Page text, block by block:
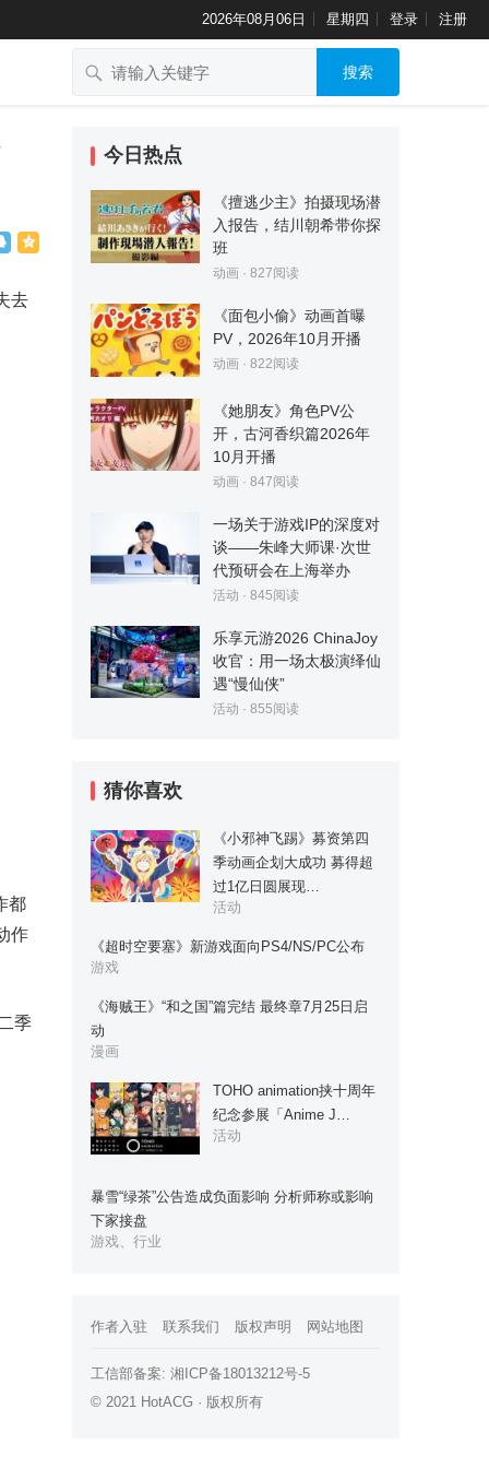
2026年08月06日 星期四 登录 注册
搜索
去
都
作
季
今日热点
《擅逃少主》拍摄现场潜
入报告，结川朝希带你探
班
动画 · 827阅读
《面包小偷》动画首曝
PV，2026年10月开播
动画 · 822阅读
《她朋友》角色PV公
开，古河香织篇2026年
10月开播
动画 · 847阅读
一场关于游戏IP的深度对
谈——朱峰大师课·次世
代预研会在上海举办
活动 · 845阅读
乐享元游2026 ChinaJoy
收官：用一场太极演绎仙
遇“慢仙侠”
活动 · 855阅读
猜你喜欢
《小邪神飞踢》募资第四
季动画企划大成功 募得超
过1亿日圆展现…
活动
《超时空要塞》新游戏面向PS4/NS/PC公布
游戏
《海贼王》“和之国”篇完结 最终章7月25日启
动
漫画
TOHO animation挟十周年
纪念参展「Anime J…
活动
暴雪“绿茶”公告造成负面影响 分析师称或影响
下家接盘
游戏、行业
作者入驻 联系我们 版权声明 网站地图
工信部备案: 湘ICP备18013212号-5
© 2021 HotACG · 版权所有